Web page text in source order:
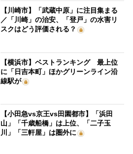
【川崎市】「武蔵中原」に注目集まる
／「川崎」の治安、「登戸」の水害リ
スクはどう評価される？
【横浜市】ベストランキング 最上位
に「日吉本町」ほかグリーンライン沿
線駅が
【小田急vs京王vs田園都市】「浜田
山」「千歳船橋」は上位、「二子玉
川」「三軒屋」は圏外に